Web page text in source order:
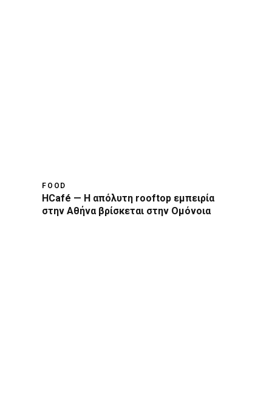
FOOD
HCafé — Η απόλυτη rooftop εμπειρία
στην Αθήνα βρίσκεται στην Ομόνοια